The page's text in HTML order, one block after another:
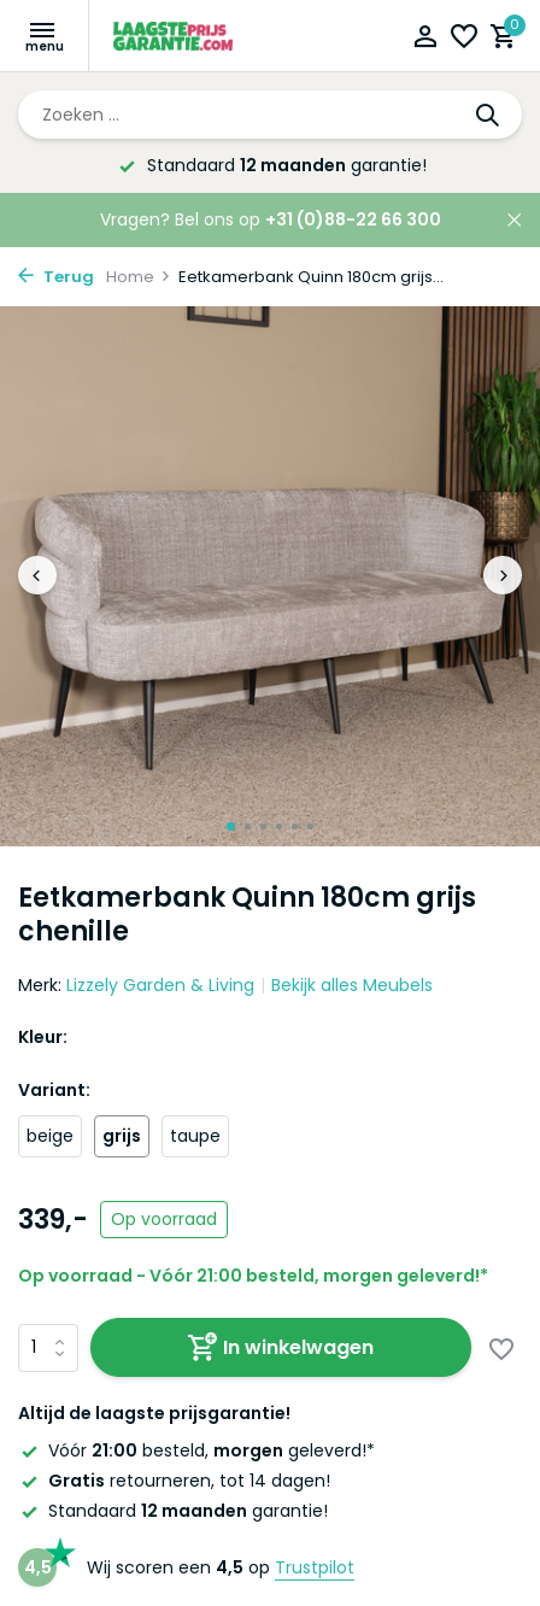
0
Altijd de laagsteprijsgarantie!
Vragen? Bel ons op +31 (0)88-22 66 300
Terug Home Eetkamerbank Quinn 180cm grijs...
Eetkamerbank Quinn 180cm grijs
chenille
Merk: Lizzely Garden & Living Bekijk alles Meubels
Kleur:
Variant:
beige
grijs taupe
339,- Op voorraad
Op voorraad - Vóór 21:00 besteld, morgen geleverd!*
In winkelwagen
Altijd de laagste prijsgarantie!
Vóór 21:00 besteld, morgen geleverd!*
Gratis retourneren, tot 14 dagen!
Standaard 12 maanden garantie!
4,5 Wij scoren een 4,5 op Trustpilot